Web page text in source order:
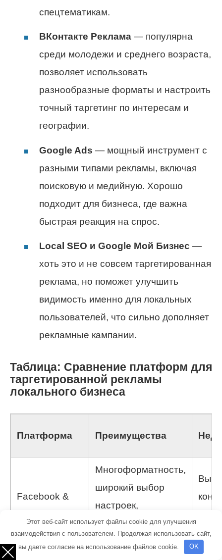
спецтематикам.
ВКонтакте Реклама — популярна
среди молодежи и среднего возраста,
позволяет использовать
разнообразные форматы и настроить
точный таргетинг по интересам и
географии.
Google Ads — мощный инструмент с
разными типами рекламы, включая
поисковую и медийную. Хорошо
подходит для бизнеса, где важна
быстрая реакция на спрос.
Local SEO и Google Мой Бизнес —
хоть это и не совсем таргетированная
реклама, но поможет улучшить
видимость именно для локальных
пользователей, что сильно дополняет
рекламные кампании.
Таблица: Сравнение платформ для
таргетированной рекламы
локального бизнеса
Платформа Преимущества
Facebook &
Многоформатность,
широкий выбор
настроек,
детальный
в
Этот веб-сайт использует файлы cookie для улучшения
взаимодействия с пользователем. Продолжая использовать сайт,
вы даете согласие на использование файлов cookie.
OK